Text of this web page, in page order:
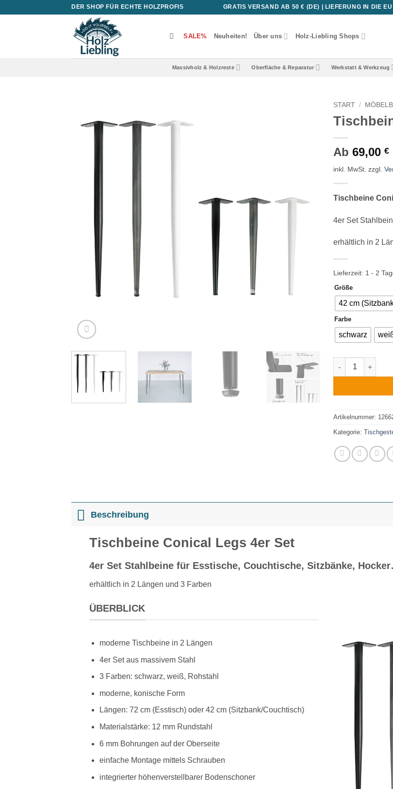
DER SHOP FÜR ECHTE HOLZPROFIS GRATIS VERSAND AB 50 € (DE) | LIEFERUNG IN DIE
SALE% Neuheiten! Über uns Holz-Liebling Shops
Massivholz & Holzreste Oberfläche & Reparatur Werkstatt & Werkzeug
START /
Ab 69,00 €
inkl. MwSt. zzgl.
Tischbeine
4er Set
erhältlich in 2
Lieferzeit: 1 - 2
Größe
42 cm
Farbe
schwarz
Tischbeine
Artikelnummer:
Kategorie:
Beschreibung
Tischbeine Conical Legs 4er Set
4er Set Stahlbeine für Esstische, Couchtische, Sitzbänke,
erhältlich in 2 Längen und 3 Farben
ÜBERBLICK
moderne Tischbeine in 2 Längen
4er Set aus massivem Stahl
3 Farben: schwarz, weiß, Rohstahl
moderne, konische Form
Längen: 72 cm (Esstisch) oder 42 cm (Sitzbank/Couchtisch)
Materialstärke: 12 mm Rundstahl
6 mm Bohrungen auf der Oberseite
einfache Montage mittels Schrauben
integrierter höhenverstellbarer Bodenschoner